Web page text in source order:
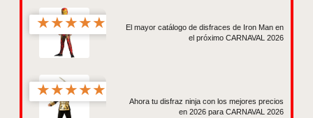
★★★★★
El mayor catálogo de disfraces de Iron Man en
el próximo CARNAVAL 2026
★★★★★
Ahora tu disfraz ninja con los mejores precios
en 2026 para CARNAVAL 2026